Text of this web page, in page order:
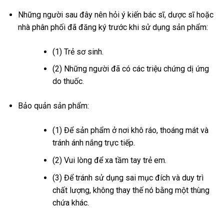
Những người sau đây nên hỏi ý kiến ​​bác sĩ, dược sĩ hoặc
nhà phân phối đã đăng ký trước khi sử dụng sản phẩm:
(1) Trẻ sơ sinh.
(2) Những người đã có các triệu chứng dị ứng
do thuốc.
Bảo quản sản phẩm:
(1) Để sản phẩm ở nơi khô ráo, thoáng mát và
tránh ánh nắng trực tiếp.
(2) Vui lòng để xa tầm tay trẻ em.
(3) Để tránh sử dụng sai mục đích và duy trì
chất lượng, không thay thế nó bằng một thùng
chứa khác.